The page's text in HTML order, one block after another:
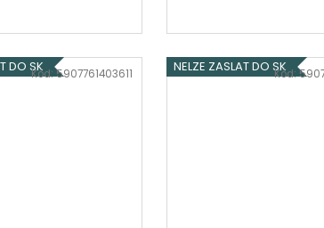
DO SKKód:5907761403611 NELZE ZASLAT DO SKKód: